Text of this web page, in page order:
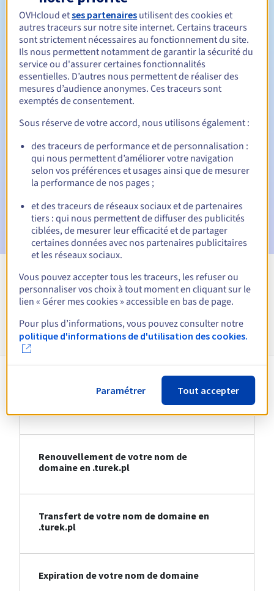
Durée de renouvellement Entre 1 et 10 ans
Période de rédemption
date d'échéance
E-mail le jour de l'expirationpour notification de la
suspension du nom de domaine
E-mail après la période de grâce de rédemptionpour
notification de la suppression du nom de domaine
Voir toutes les extensions
Informations sur le .turek.pl
Création de votre nom de domaine en
Renouvellement de votre nom de
domaine en .turek.pl
Transfert de votre nom de domaine en
.turek.pl
Expiration de votre nom de domaine
OVHcloud etses partenaires utilisent des cookies et
autres traceurs sur notre site internet. Certains traceurs
sont strictement nécessaires au fonctionnement du site.
Ils nous permettent notamment de garantir la sécurité du
service ou d'assurer certaines fonctionnalités
essentielles. D’autres nous permettent de réaliser des
mesures d’audience anonymes. Ces traceurs sont
exemptés de consentement.
Sous réserve de votre accord, nous utilisons également :
des traceurs de performance et de personnalisation :
qui nous permettent d’améliorer votre navigation
selon vos préférences et usages ainsi que de mesurer
la performance de nos pages ;
et des traceurs de réseaux sociaux et de partenaires
tiers : qui nous permettent de diffuser des publicités
ciblées, de mesurer leur efficacité et de partager
certaines données avec nos partenaires publicitaires
et les réseaux sociaux.
Vous pouvez accepter tous les traceurs, les refuser ou
personnaliser vos choix à tout moment en cliquant sur le
lien « Gérer mes cookies » accessible en bas de page.
Pour plus d’informations, vous pouvez consulter notre
politique d'informations de d'utilisation des cookies.
Paramétrer Tout accepter